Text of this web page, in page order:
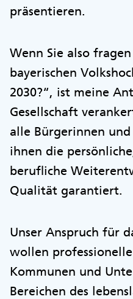
präsentieren.
Wenn Sie also
bayerischen
2030?“, ist meine
Gesellschaft
alle Bürgerinnen
ihnen die
berufliche
Qualität garantiert.
Unser Anspruch für
wollen
Kommunen und
Bereichen des